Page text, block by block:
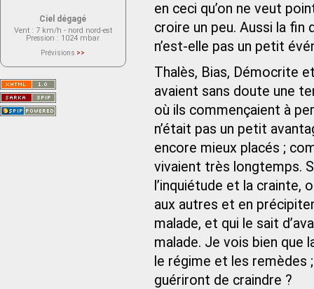
en ceci qu’on ne veut
croire un peu. Aussi la fin
n’est-elle pas un petit
Thalès, Bias, Démocrite
avaient sans doute une
où ils commençaient à
n’était pas un petit
encore mieux placés ;
vivaient très longtemps.
l’inquiétude et la crainte,
aux autres et en
malade, et qui le sait
malade. Je vois bien que
le régime et les remèdes
guériront de craindre ?
Ciel dégagé
Vent : 7 km/h - nord nord-est
Pression : 1024 mbar
Prévisions >>
actuellement aucune prévision
Saint-Nom.
Veuillez consulter le message du
service ci-dessous.
(401 - Invalid API key. Please see
https://openweathermap.org/faq#error401